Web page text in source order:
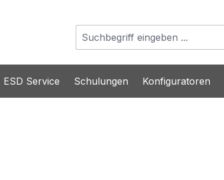
ESD Service Schulungen Konfiguratoren